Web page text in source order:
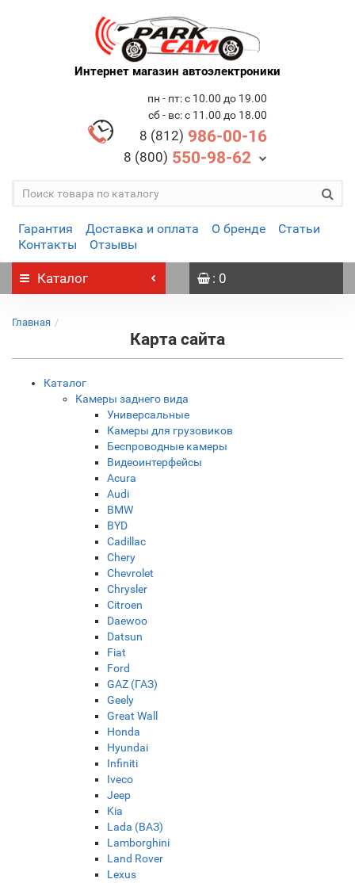
Интернет магазин автоэлектроники
пн - пт: с 10.00 до 19.00
сб - вс: с 11.00 до 18.00
8 (812) 986-00-16
8 (800) 550-98-62
Гарантия Доставка и оплата О бренде
Статьи
Контакты
Отзывы
Каталог : 0
Главная
Карта сайта
Каталог
Камеры заднего вида
Универсальные
Камеры для грузовиков
Беспроводные камеры
Видеоинтерфейсы
Acura
Audi
BMW
BYD
Cadillac
Chery
Chevrolet
Chrysler
Citroen
Daewoo
Datsun
Fiat
Ford
GAZ (ГАЗ)
Geely
Great Wall
Honda
Hyundai
Infiniti
Iveco
Jeep
Kia
Lada (ВАЗ)
Lamborghini
Land Rover
Lexus